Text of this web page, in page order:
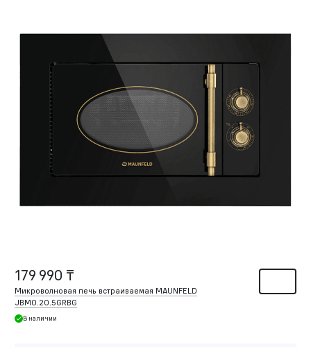
179 990 ₸
Микроволновая печь встраиваемая MAUNFELD
JBMO.20.5GRBG
В наличии